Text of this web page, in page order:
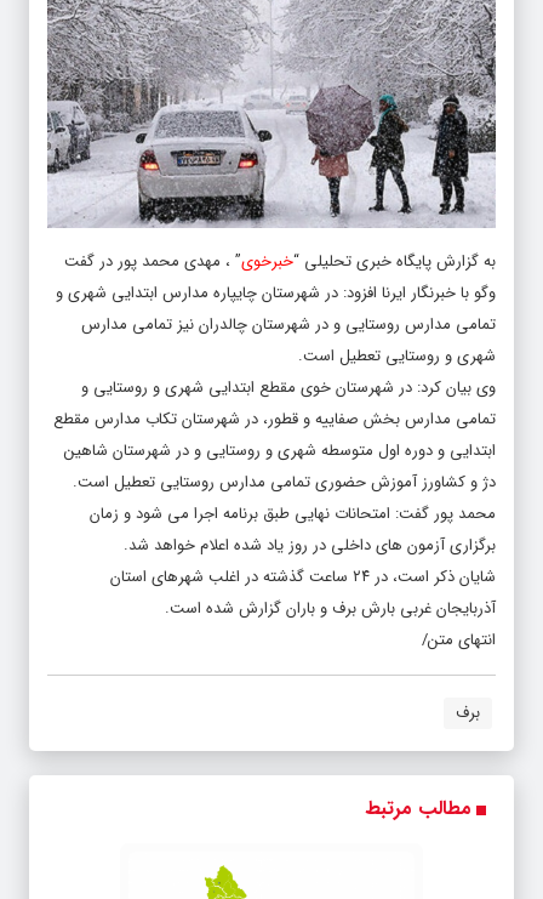
به گزارش پایگاه خبری تحلیلی “خبرخوی” ، مهدی محمد پور در گفت
وگو با خبرنگار ایرنا افزود: در شهرستان چایپاره مدارس ابتدایی شهری و
تمامی مدارس روستایی و در شهرستان چالدران نیز تمامی مدارس
شهری و روستایی تعطیل است.
وی بیان کرد: در شهرستان خوی مقطع ابتدایی شهری و روستایی و
تمامی مدارس بخش صفاییه و قطور، در شهرستان تکاب مدارس مقطع
ابتدایی و دوره اول متوسطه شهری و روستایی و در شهرستان شاهین
دژ و کشاورز آموزش حضوری تمامی مدارس روستایی تعطیل است.
محمد پور گفت: امتحانات نهایی طبق برنامه اجرا می شود و زمان
برگزاری آزمون های داخلی در روز یاد شده اعلام خواهد شد.
شایان ذکر است، در ۲۴ ساعت گذشته در اغلب شهرهای استان
آذربایجان غربی بارش برف و باران گزارش شده است.
انتهای متن/
برف
مطالب مرتبط